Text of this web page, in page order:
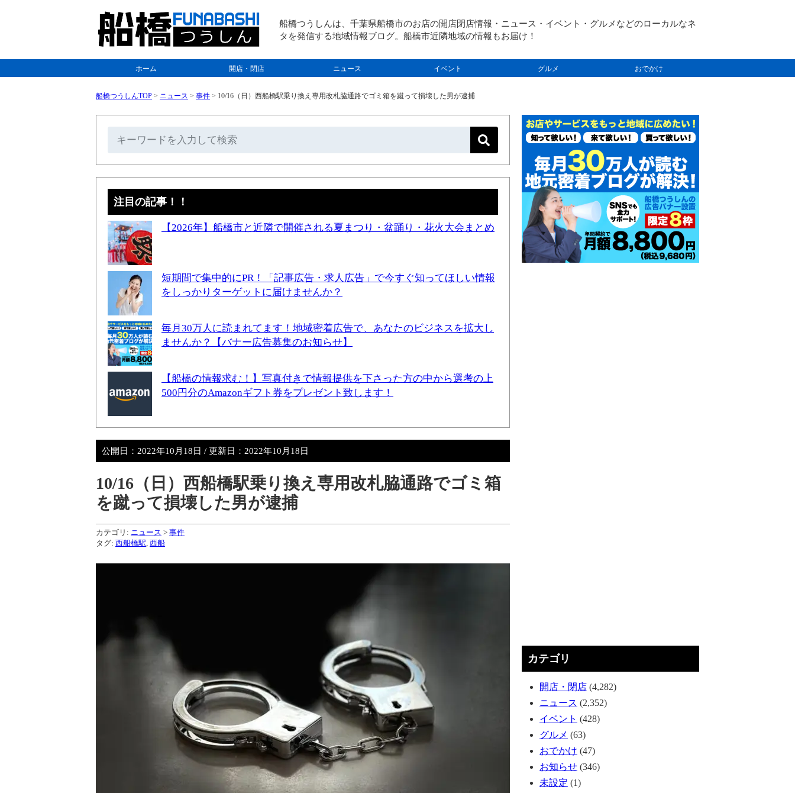
船橋つうしんは、千葉県船橋市のお店の開店閉店情報・ニュース・イベント・グルメなどのローカルなネ
タを発信する地域情報ブログ。船橋市近隣地域の情報もお届け！
ホーム 開店・閉店 ニュース イベント グルメ おでかけ
船橋つうしんTOP > ニュース > 事件 > 10/16（日）西船橋駅乗り換え専用改札脇通路でゴミ箱を蹴って損壊した男が逮捕
注目の記事！！
【2026年】船橋市と近隣で開催される夏まつり・盆踊り・花火大会まとめ
短期間で集中的にPR！「記事広告・求人広告」で今すぐ知ってほしい情報
をしっかりターゲットに届けませんか？
毎月30万人に読まれてます！地域密着広告で、あなたのビジネスを拡大し
ませんか？【バナー広告募集のお知らせ】
【船橋の情報求む！】写真付きで情報提供を下さった方の中から選考の上
500円分のAmazonギフト券をプレゼント致します！
公開日： 2022年10月18日 / 更新日： 2022年10月18日
10/16（日）西船橋駅乗り換え専用改札脇通路でゴミ箱
を蹴って損壊した男が逮捕
カテゴリ: ニュース > 事件
タグ: 西船橋駅 西船
カテゴリ
開店・閉店 (4,282)
ニュース (2,352)
イベント (428)
グルメ (63)
おでかけ (47)
お知らせ (346)
未設定 (1)